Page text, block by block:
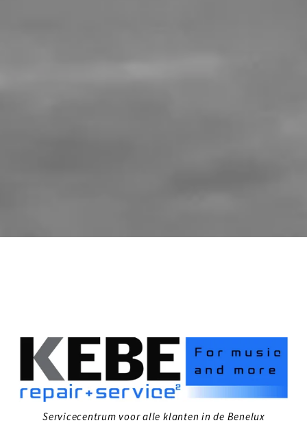
Servicecentrum voor alle klanten in de Benelux